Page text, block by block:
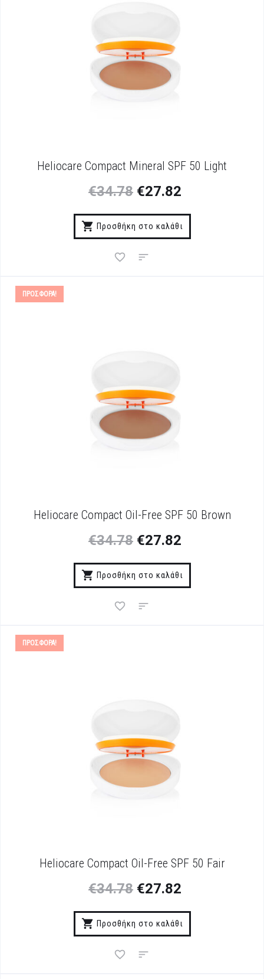
Heliocare Compact Mineral SPF 50 Light
€34.78 €27.82
Προσθήκη στο καλάθι
ΠΡΟΣΦΟΡΆ!
Heliocare Compact Oil-Free SPF 50 Brown
€34.78 €27.82
Προσθήκη στο καλάθι
ΠΡΟΣΦΟΡΆ!
Heliocare Compact Oil-Free SPF 50 Fair
€34.78 €27.82
Προσθήκη στο καλάθι